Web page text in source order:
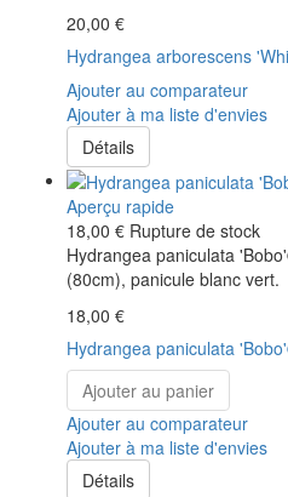
20,00 €
Hydrangea arborescens
Ajouter au comparateur
Ajouter à ma liste d'envies
Détails
Aperçu rapide
18,00 € Rupture de stock
Hydrangea paniculata
(80cm), panicule blanc vert.
18,00 €
Hydrangea paniculata
Ajouter au panier
Ajouter au comparateur
Ajouter à ma liste d'envies
Détails